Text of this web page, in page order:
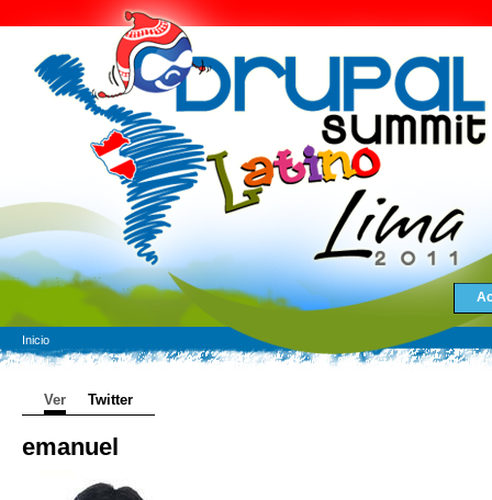
Inicio
Ver Twitter
emanuel